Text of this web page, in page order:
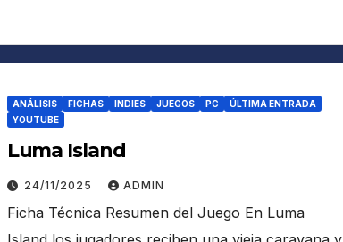
ANÁLISIS FICHAS INDIES JUEGOS PC
ÚLTIMA ENTRADA
YOUTUBE
Luma Island
24/11/2025 ADMIN
Ficha Técnica Resumen del Juego En Luma